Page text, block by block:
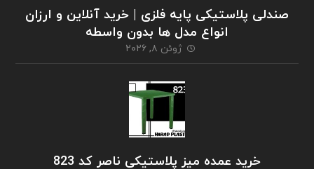
صندلی پلاستیکی پایه فلزی | خرید آنلاین و ارزان
انواع مدل ها بدون واسطه
ژوئن ۸, ۲۰۲۶
خرید عمده میز پلاستیکی ناصر کد 823